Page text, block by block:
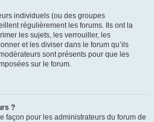
individuels (ou des groupes
régulièrement les forums. Ils ont la
les sujets, les verrouiller, les
et les diviser dans le forum qu’ils
sont présents pour que les
sur le forum.
?
façon pour les administrateurs du forum de